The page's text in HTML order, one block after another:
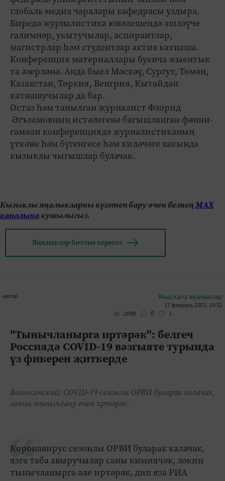
глобаль медиа чаралары кафедрасы уздыра.
Биредә журналистика юнәлешендә эшләүче
галимнәр, укытучылар, аспирантлар,
магистрлар һәм студентлар актив катнаша.
Конференция материаллары буенча жыентык
та әзерләнә. Анда быел Мәскәү, Сургут, Төмән,
Казахстан, Төркия, Венгрия, Кытайдан
катнашучылар да бар.
Остаз һәм танылган журналист Флорид
Әгъзамовның истәлегенә багышланган фәнни-
гамәли конференциядә журналистиканың
үткәне һәм бүгенгесе һәм киләчәге хакында
кызыклы чыгышлар булачак.
Кызыклы яңалыкларны күзәтеп бару өчен безнеңМАХ
каналынакушылыгыз.
Яңалыклар битенә керегез
автор #кыскача яңалыклар
17 февраль 2023, 10:52
2098
0 1
"Тынычланырга иртәрәк": белгеч
Россиядә COVID-19 вәзгыяте турында
үз фикерен җиткерде
Вознесенский: COVID-19 сезонлы ОРВИ буларак калачак,
ләкин тынычлану өчен иртәрәк.
Коронавирус сезонлы ОРВИ буларак калачак,
язга таба авыручылар саны кимиячәк, ләкин
тынычланырга әле иртәрәк, дип яза РИА